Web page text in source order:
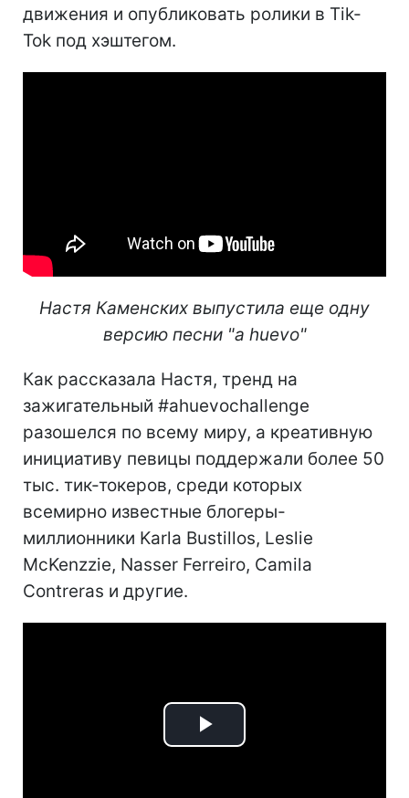
движения и опубликовать ролики в Tik-
Tok под хэштегом.
Настя Каменских выпустила еще одну
версию песни "a huevo"
Как рассказала Настя, тренд на
зажигательный #ahuevochallenge
разошелся по всему миру, а креативную
инициативу певицы поддержали более 50
тыс. тик-токеров, среди которых
всемирно известные блогеры-
миллионники Karla Bustillos, Leslie
McKenzzie, Nasser Ferreiro, Camila
Contreras и другие.
Play